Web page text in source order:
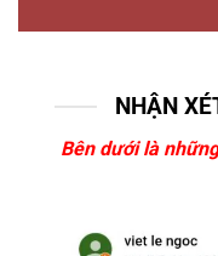
NHẬN
Bên dưới là